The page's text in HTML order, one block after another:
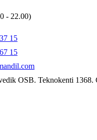
- 22.00)
15
15
OSB. Teknokenti